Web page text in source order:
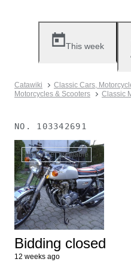
This week
Catawiki Classic Cars,
Motorcycles & Scooters
Classic
NO. 103342691
No longer available
Bidding closed
12 weeks ago